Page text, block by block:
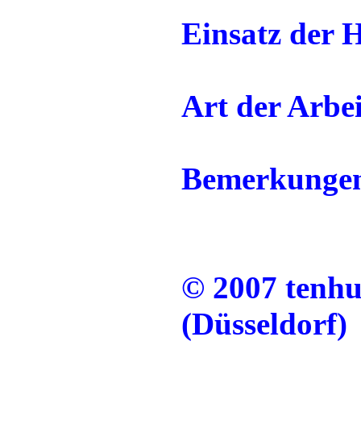
Einsatz der
Art der
© 2007
(Düsseldorf)